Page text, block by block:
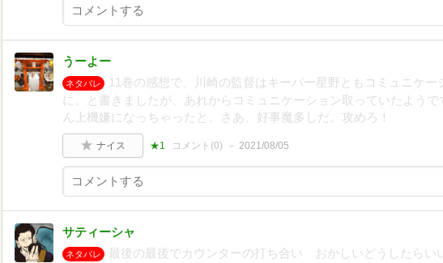
うーよー
ネタバレ
11巻の感想で、川崎の監督はキーパー星野ともコミュニケー
に。と書きましたが、あれからコミュニケーション取っていたようで
ん上機嫌になっちゃったと。さあ、好事魔多しだ。攻めろ！
ナイス ★1 コメント(0) 2021/08/05
サティーシャ
ネタバレ
最後の最後でカウンターの打ち合い おかしいどうしたらい